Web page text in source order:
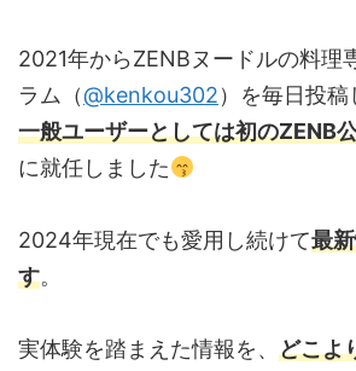
2021年からZENBヌードルの料理
ラム（@kenkou302）を毎日投稿
一般ユーザーとしては初のZENB
に就任しました
2024年現在でも愛用し続けて最
す。
実体験を踏まえた情報を、 どこよ